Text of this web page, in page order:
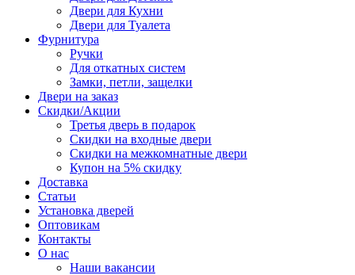
Двери для Кухни
Двери для Туалета
Фурнитура
Ручки
Для откатных систем
Замки, петли, защелки
Двери на заказ
Скидки/Акции
Третья дверь в подарок
Скидки на входные двери
Скидки на межкомнатные двери
Купон на 5% скидку
Доставка
Статьи
Установка дверей
Оптовикам
Контакты
О нас
Наши вакансии